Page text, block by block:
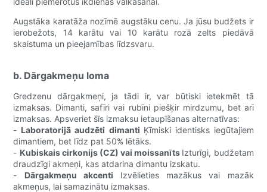
Augstāka karatāža nozīmē augstāku cenu. Ja jūsu budžets ir
ierobežots, 14 karātu vai 10 karātu rozā zelts piedāvā
skaistuma un pieejamības līdzsvaru.
b. Dārgakmeņu loma
Gredzenu dārgakmeņi, ja tādi ir, var būtiski ietekmēt tā
izmaksas. Dimanti, safīri vai rubīni piešķir mirdzumu, bet arī
izmaksas. Apsveriet šīs izmaksu ietaupīšanas alternatīvas:
- Laboratorijā audzēti dimanti Ķīmiski identisks iegūtajiem
dimantiem, bet līdz pat 50% lētāks.
- Kubiskais cirkonijs (CZ) vai moissanīts Izturīgi, budžetam
draudzīgi akmeņi, kas atdarina dimantu izskatu.
- Dārgakmeņu akcenti Izvēlieties mazākus vai mazāk
akmeņus, lai samazinātu izmaksas.